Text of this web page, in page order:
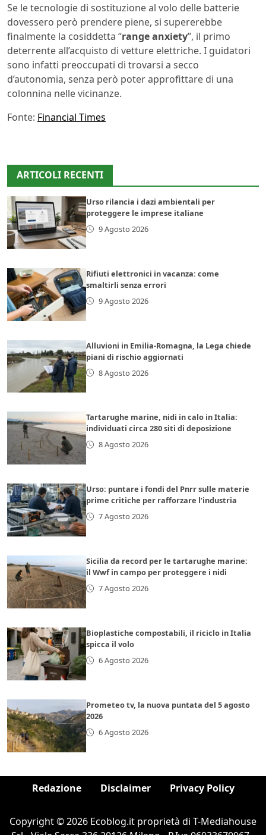
Se le tecnologie di sostituzione al volo delle batterie
dovessero però prendere piene, si supererebbe
finalmente la cosiddetta “range anxiety”, il primo
deterrente all’acquisto di vetture elettriche. I guidatori
sono infatti preoccupati di trovarsi a secco
d’autonomia, senza però poter approfittare di una
colonnina nelle vicinanze.
Fonte: Financial Times
ARTICOLI RECENTI
Urso rilancia i dazi ambientali per
proteggere le imprese italiane
9 Agosto 2026
Rifiuti elettronici in vacanza: come
smaltirli senza errori
9 Agosto 2026
Alluvioni in Emilia-Romagna, la Lega chiede
piani di rischio aggiornati
8 Agosto 2026
Tartarughe marine, nidi in calo in Italia:
individuati circa 280 siti di deposizione
8 Agosto 2026
Urso: puntare i fondi del Pnrr sulle materie
prime critiche per rafforzare l’industria
7 Agosto 2026
Sicilia da record per le tartarughe marine:
il Wwf in campo per proteggere i nidi
7 Agosto 2026
Bioplastiche compostabili, il riciclo in Italia
spicca il volo
6 Agosto 2026
Prometeo tv, la nuova puntata del 5 agosto
2026
6 Agosto 2026
Redazione Disclaimer Privacy Policy
Copyright © 2026 Ecoblog.it proprietà di T-Mediahouse